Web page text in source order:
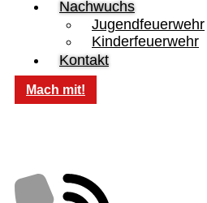
Nachwuchs
Jugendfeuerwehr
Kinderfeuerwehr
Kontakt
Mach mit!